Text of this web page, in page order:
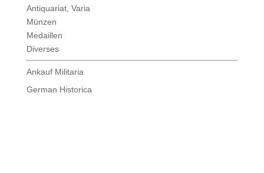
Antiquariat, Varia
Münzen
Medaillen
Diverses
Ankauf Militaria
German Historica